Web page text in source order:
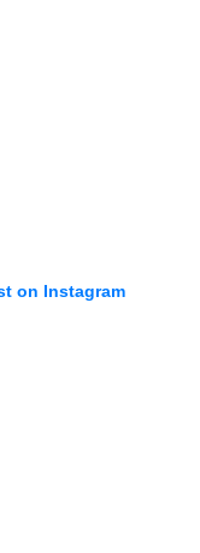
on Instagram